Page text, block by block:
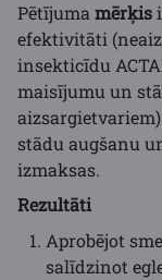
Pētījuma mērķis
efektivitāti
insekticīdu
maisījumu un
stādu augšanu
izmaksas.
Rezultāti
Aprobējot
salīdzinot